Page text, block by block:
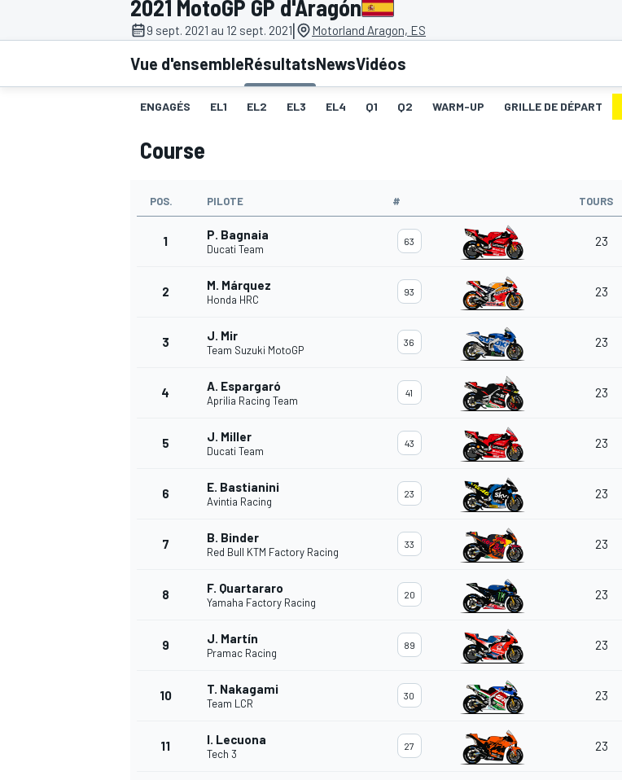
2021 MotoGP GP d'Aragón
9 sept. 2021 au 12 sept. 2021| Motorland Aragon, ES
Vue d'ensembleRésultatsNewsVidéos
ENGAGÉS EL1 EL2 EL3 EL4 Q1 Q2 WARM-UP GRILLE DE DÉPART
Course
POS. PILOTE # TOURS
1 P. Bagnaia
Ducati Team
63 23
2 M. Márquez
Honda HRC
93 23
3 J. Mir
Team Suzuki MotoGP
36 23
4 A. Espargaró
Aprilia Racing Team
41 23
5 J. Miller
Ducati Team
43 23
6 E. Bastianini
Avintia Racing
23 23
7 B. Binder
Red Bull KTM Factory Racing
33 23
8 F. Quartararo
Yamaha Factory Racing
20 23
9 J. Martín
Pramac Racing
89 23
10 T. Nakagami
Team LCR
30 23
11 I. Lecuona
Tech 3
27 23